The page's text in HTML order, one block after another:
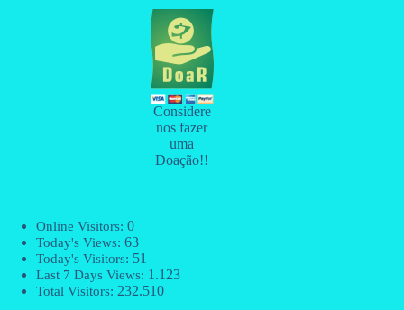
Considere
nos fazer
uma
Doação!!
Online Visitors: 0
Today's Views: 63
Today's Visitors: 51
Last 7 Days Views: 1.123
Total Visitors: 232.510